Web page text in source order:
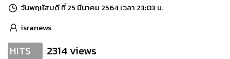
วันพฤหัสบดี ที่ 25 มีนาคม 2564 เวลา 23:03 น.
isranews
HITS 2314 views